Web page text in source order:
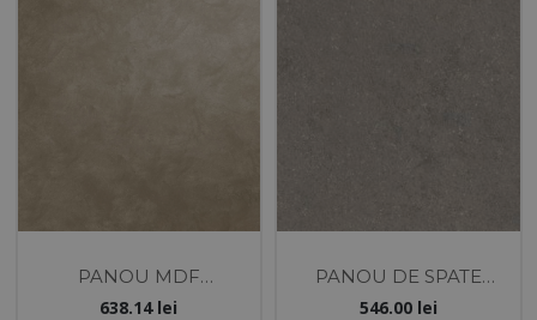
PANOU MDF
18X1220X2800 - STONE
638.14lei
PANOU DE SPATE
KASTAMONU
546.00lei